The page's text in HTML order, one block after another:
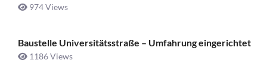
974 Views
Baustelle Universitätsstraße ­– Umfahrung eingerichtet
1186 Views